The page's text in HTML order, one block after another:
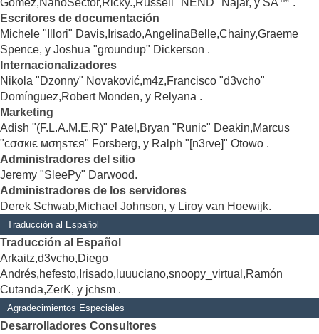
Gomez,NanoSector,Ricky.,Russell "NEND" Najar, y SA™ .
Escritores de documentación
Michele "Illori" Davis,Irisado,AngelinaBelle,Chainy,Graeme
Spence, y Joshua "groundup" Dickerson .
Internacionalizadores
Nikola "Dzonny" Novaković,m4z,Francisco "d3vcho"
Domínguez,Robert Monden, y Relyana .
Marketing
Adish "(F.L.A.M.E.R)" Patel,Bryan "Runic" Deakin,Marcus
"cσσкιє мσηѕтєя" Forsberg, y Ralph "[n3rve]" Otowo .
Administradores del sitio
Jeremy "SleePy" Darwood.
Administradores de los servidores
Derek Schwab,Michael Johnson, y Liroy van Hoewijk.
Traducción al Español
Traducción al Español
Arkaitz,d3vcho,Diego
Andrés,hefesto,Irisado,luuuciano,snoopy_virtual,Ramón
Cutanda,ZerK, y jchsm .
Agradecimientos Especiales
Desarrolladores Consultores